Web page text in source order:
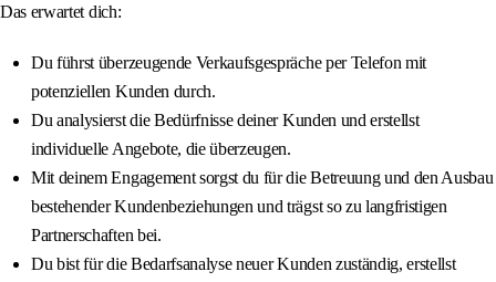
Das erwartet dich:
Du führst überzeugende Verkaufsgespräche per Telefon mit
potenziellen Kunden durch.
Du analysierst die Bedürfnisse deiner Kunden und erstellst
individuelle Angebote, die überzeugen.
Mit deinem Engagement sorgst du für die Betreuung und den Ausbau
bestehender Kundenbeziehungen und trägst so zu langfristigen
Partnerschaften bei.
Du bist für die Bedarfsanalyse neuer Kunden zuständig, erstellst